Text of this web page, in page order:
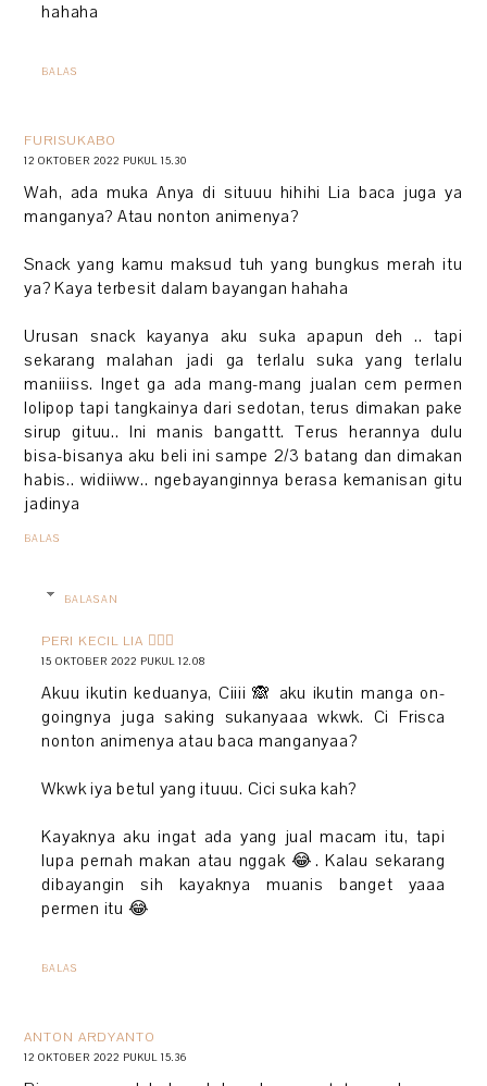
hahaha
BALAS
FURISUKABO
12 OKTOBER 2022 PUKUL 15.30
Wah, ada muka Anya di situuu hihihi Lia baca juga ya
manganya? Atau nonton animenya?
Snack yang kamu maksud tuh yang bungkus merah itu
ya? Kaya terbesit dalam bayangan hahaha
Urusan snack kayanya aku suka apapun deh .. tapi
sekarang malahan jadi ga terlalu suka yang terlalu
maniiiss. Inget ga ada mang-mang jualan cem permen
lolipop tapi tangkainya dari sedotan, terus dimakan pake
sirup gituu.. Ini manis bangattt. Terus herannya dulu
bisa-bisanya aku beli ini sampe 2/3 batang dan dimakan
habis.. widiiww.. ngebayanginnya berasa kemanisan gitu
jadinya
BALAS
BALASAN
PERI KECIL LIA 🧚🏻‍♀️
15 OKTOBER 2022 PUKUL 12.08
Akuu ikutin keduanya, Ciiii 🙈 aku ikutin manga on-
goingnya juga saking sukanyaaa wkwk. Ci Frisca
nonton animenya atau baca manganyaa?
Wkwk iya betul yang ituuu. Cici suka kah?
Kayaknya aku ingat ada yang jual macam itu, tapi
lupa pernah makan atau nggak 😂. Kalau sekarang
dibayangin sih kayaknya muanis banget yaaa
permen itu 😂
BALAS
ANTON ARDYANTO
12 OKTOBER 2022 PUKUL 15.36